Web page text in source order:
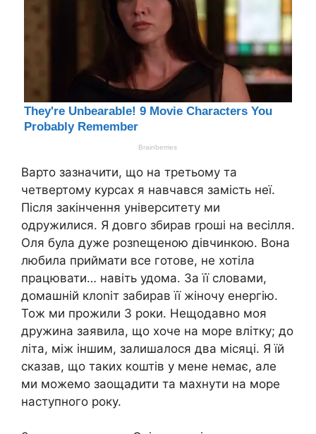
Варто зазначити, що на третьому та
четвертому курсах я навчався замість неї.
Після закінчення університету ми
одружилися. Я довго збирав rроші на весілля.
Оля була дуже розnещеною дівчинкою. Вона
любила приймати все готове, не хотіла
працювати… навіть удома. За її словами,
домашній клоnіт забирав її жіночу енергію.
Тож ми прожили 3 роки. Нещодавно моя
дружина заявила, що хоче на море влітку; до
літа, між іншим, залишалося два місяці. Я їй
сказав, що таких коштів у мене немає, але
ми можемо заощадити та махнути на море
наступного року.